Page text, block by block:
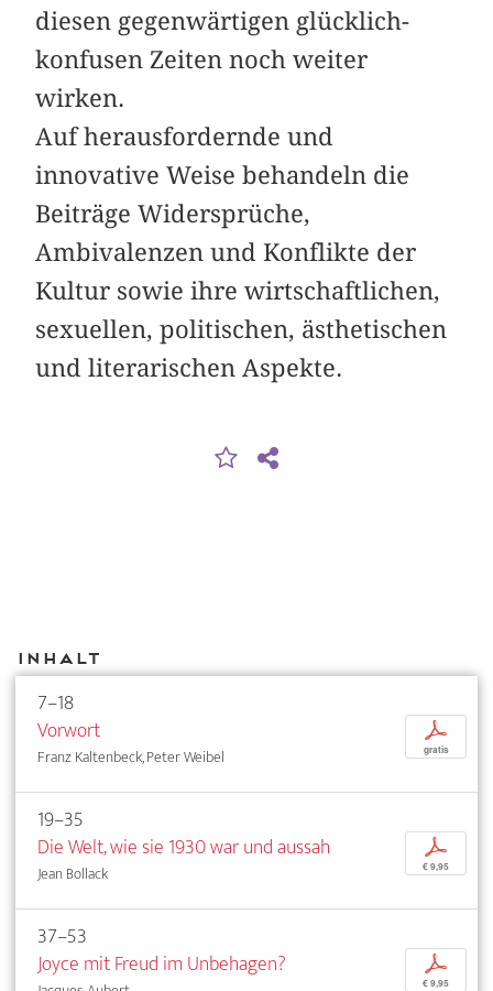
diesen gegenwärtigen glücklich-
konfusen Zeiten noch weiter
wirken.
Auf herausfordernde und
innovative Weise behandeln die
Beiträge Widersprüche,
Ambivalenzen und Konflikte der
Kultur sowie ihre wirtschaftlichen,
sexuellen, politischen, ästhetischen
und literarischen Aspekte.
Inhalt
7–18
Vorwort
Franz Kaltenbeck, Peter Weibel
p
gratis
19–35
Die Welt, wie sie 1930 war und aussah
Jean Bollack
p
€ 9,95
37–53
Joyce mit Freud im Unbehagen?
p
€ 9,95